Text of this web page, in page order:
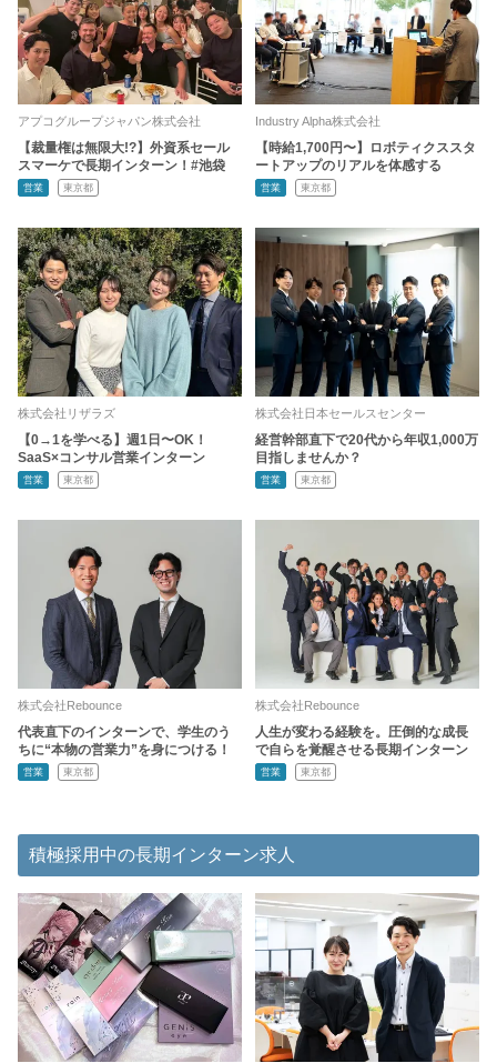
アプコグループジャパン株式会社
【裁量権は無限大!?】外資系セール
スマーケで長期インターン！#池袋
営業 東京都
Industry Alpha株式会社
【時給1,700円〜】ロボティクススタ
ートアップのリアルを体感する
営業 東京都
株式会社リザラズ
【0→1を学べる】週1日〜OK！
SaaS×コンサル営業インターン
営業 東京都
株式会社日本セールスセンター
経営幹部直下で20代から年収1,000万
目指しませんか？
営業 東京都
株式会社Rebounce
代表直下のインターンで、学生のう
ちに“本物の営業力”を身につける！
営業 東京都
株式会社Rebounce
人生が変わる経験を。圧倒的な成長
で自らを覚醒させる長期インターン
営業 東京都
積極採用中の長期インターン求人